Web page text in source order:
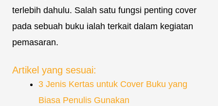
terlebih dahulu. Salah satu fungsi penting cover
pada sebuah buku ialah terkait dalam kegiatan
pemasaran.
Artikel yang sesuai:
3 Jenis Kertas untuk Cover Buku yang
Biasa Penulis Gunakan